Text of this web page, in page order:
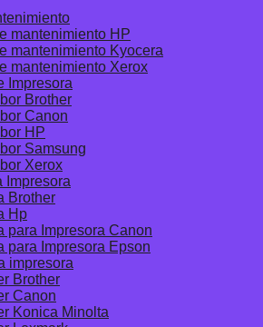
mantenimiento HP
mantenimiento Kyocera
mantenimiento Xerox
Impresora
Brother
Canon
HP
Samsung
Xerox
Impresora
Brother
Hp
para Impresora Canon
para Impresora Epson
impresora
Brother
Canon
Konica Minolta